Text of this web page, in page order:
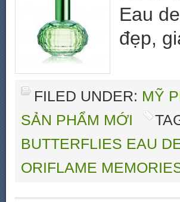
Eau
đẹp,
FILED UNDER: MỸ
SẢN PHẨM MỚI
BUTTERFLIES EAU
ORIFLAME